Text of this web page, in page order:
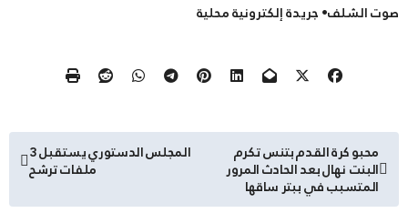
صوت الشلف• جريدة إلكترونية محلية
تصفّح
المقالات
محبو كرة القدم بتنس تكرم
البنت نهال بعد الحادث المرور
المتسبب في ببتر ساقها
المجلس الدستوري يستقبل 3
ملفات ترشح